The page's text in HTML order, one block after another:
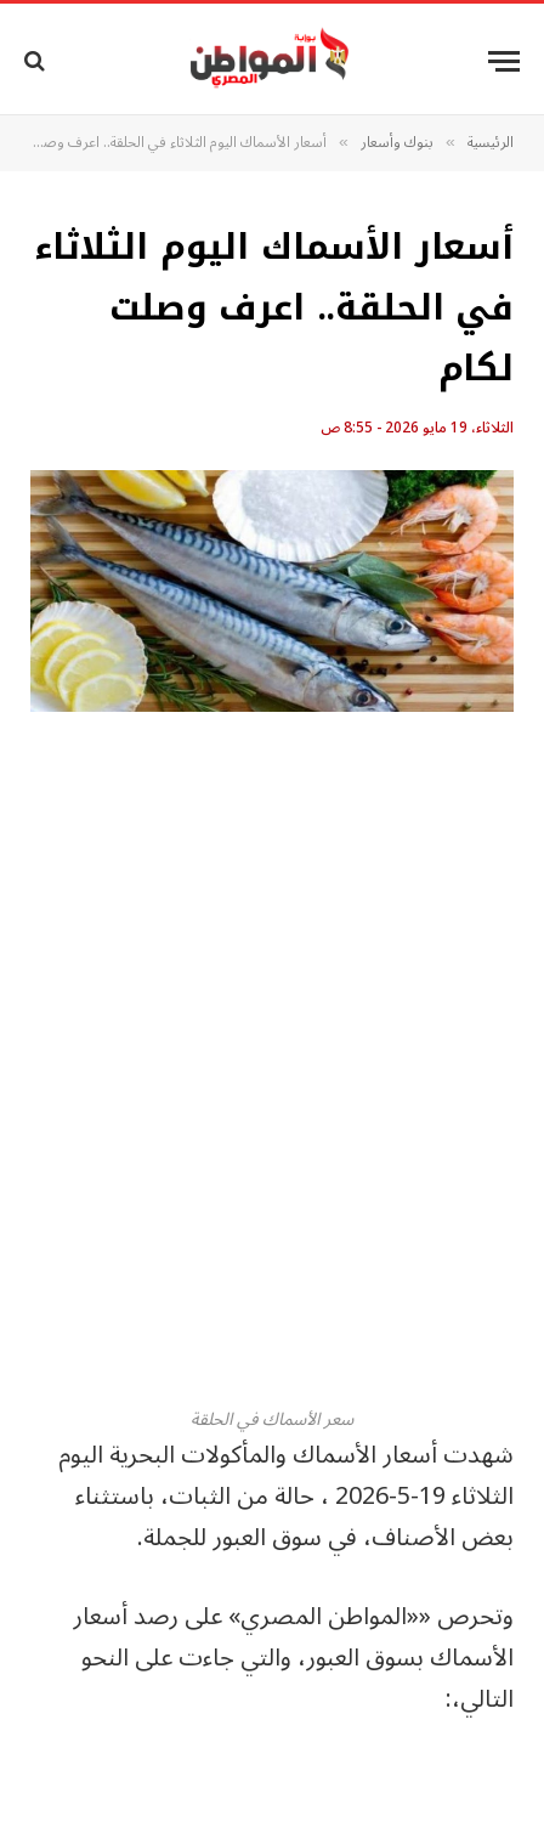
الرئيسية » بنوك وأسعار » أسعار الأسماك اليوم الثلاثاء في الحلقة.. اعرف وصلت لكام
أسعار الأسماك اليوم الثلاثاء
في الحلقة.. اعرف وصلت
لكام
الثلاثاء، 19 مايو 2026 - 8:55 ص
سعر الأسماك في الحلقة
شهدت أسعار الأسماك والمأكولات البحرية اليوم
الثلاثاء 19-5-2026 ، حالة من الثبات، باستثناء
بعض الأصناف، في سوق العبور للجملة.
وتحرص ««المواطن المصري» على رصد أسعار
الأسماك بسوق العبور، والتي جاءت على النحو
التالي،: